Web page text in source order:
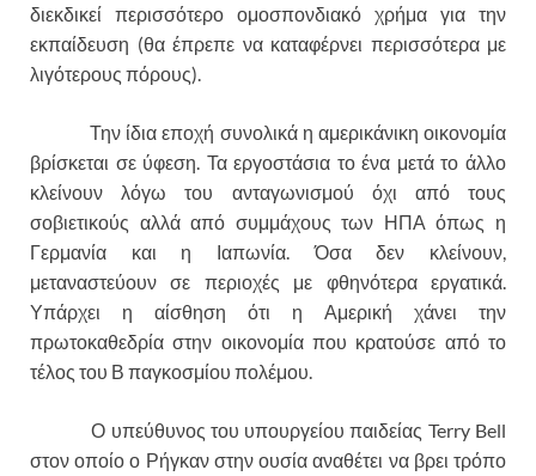
διεκδικεί περισσότερο ομοσπονδιακό χρήμα για την
εκπαίδευση (θα έπρεπε να καταφέρνει περισσότερα με
λιγότερους πόρους).
Την ίδια εποχή συνολικά η αμερικάνικη οικονομία
βρίσκεται σε ύφεση. Τα εργοστάσια το ένα μετά το άλλο
κλείνουν λόγω του ανταγωνισμού όχι από τους
σοβιετικούς αλλά από συμμάχους των ΗΠΑ όπως η
Γερμανία και η Ιαπωνία. Όσα δεν κλείνουν,
μεταναστεύουν σε περιοχές με φθηνότερα εργατικά.
Υπάρχει η αίσθηση ότι η Αμερική χάνει την
πρωτοκαθεδρία στην οικονομία που κρατούσε από το
τέλος του Β παγκοσμίου πολέμου.
Ο υπεύθυνος του υπουργείου παιδείας Terry Bell
στον οποίο ο Ρήγκαν στην ουσία αναθέτει να βρει τρόπο